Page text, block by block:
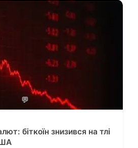
💬
біткоїн знизився на тлі